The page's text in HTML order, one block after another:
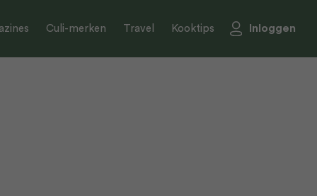
Culi-merken Travel Kooktips Inloggen